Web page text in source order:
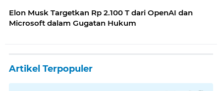
Elon Musk Targetkan Rp 2.100 T dari OpenAI dan
Microsoft dalam Gugatan Hukum
Artikel Terpopuler